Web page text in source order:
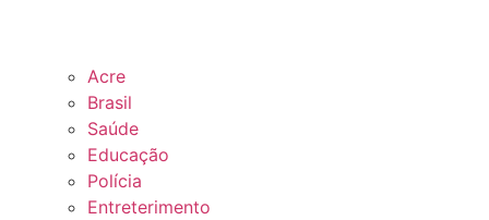
Acre
Brasil
Saúde
Educação
Polícia
Entreterimento